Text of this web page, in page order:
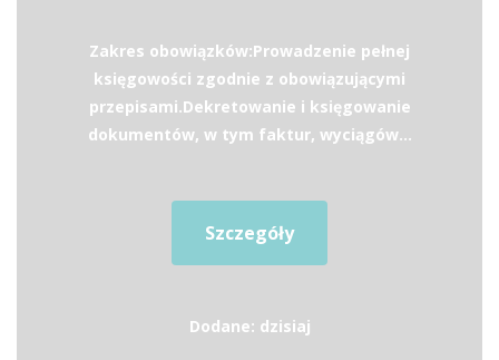
Zakres obowiązków:Prowadzenie pełnej
księgowości zgodnie z obowiązującymi
przepisami.Dekretowanie i księgowanie
dokumentów, w tym faktur, wyciągów...
Szczegóły
Dodane: dzisiaj